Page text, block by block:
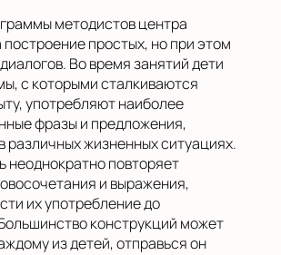
методистов центра
простых, но при этом
Во время занятий дети
с которыми сталкиваются
употребляют наиболее
фразы и предложения,
различных жизненных ситуациях.
неоднократно повторяет
и выражения,
их употребление до
конструкций может
из детей, отправься он